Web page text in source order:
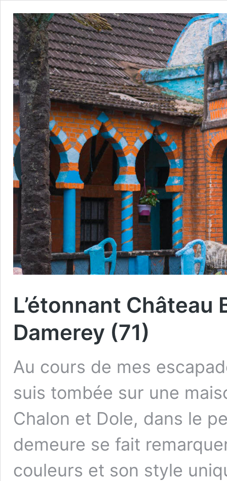
L’étonnant Château
Damerey (71)
Au cours de mes
suis tombée sur une
Chalon et Dole, dans le
demeure se fait
couleurs et son style